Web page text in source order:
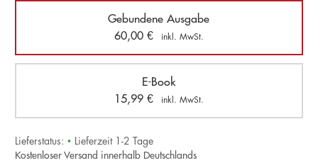
Gebundene Ausgabe
60,00 € inkl. MwSt.
E-Book
15,99 € inkl. MwSt.
Lieferstatus: • Lieferzeit 1-2 Tage
Kostenloser Versand innerhalb Deutschlands